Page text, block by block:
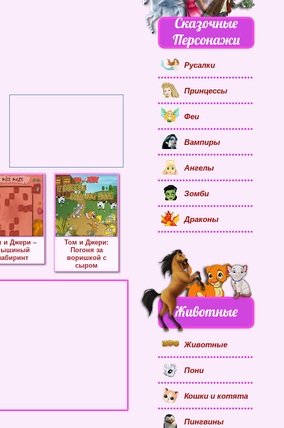
и Джери –
Том и Джери:
Погоня за
воришкой с
сыром
Русалки
Принцессы
Феи
Вампиры
Ангелы
Зомби
Драконы
Животные
Пони
Кошки и котята
Пингвины